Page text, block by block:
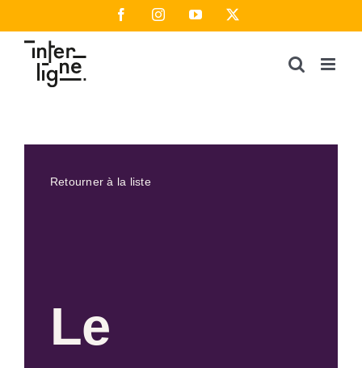
au
contenu
FacebookInstagramYouTube
Retourner à la liste
Le